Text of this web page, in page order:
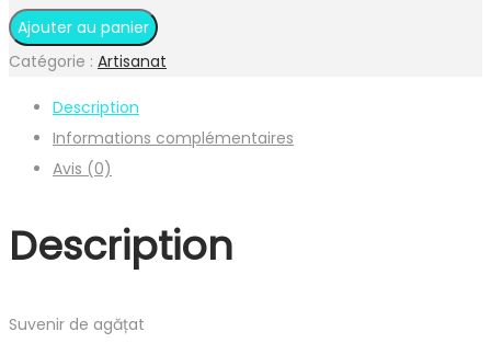
quantité
de
dulce
casă
Ajouter au panier
Catégorie : Artisanat
Description
Informations complémentaires
Avis (0)
Description
Suvenir de agățat